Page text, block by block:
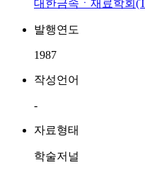
대한금속ㆍ재료학회
발행연도
1987
작성언어
-
자료형태
학술저널